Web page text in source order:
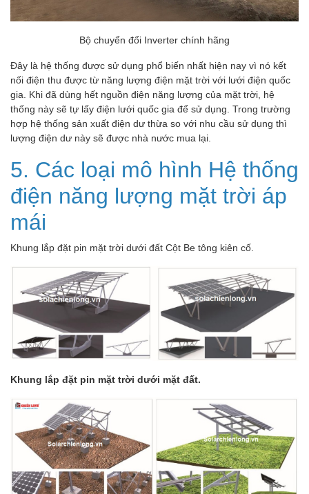
Bộ chuyển đổi Inverter chính hãng
Đây là hệ thống được sử dụng phổ biến nhất hiện nay vì nó kết
nối điện thu được từ năng lượng điện mặt trời với lưới điện quốc
gia. Khi đã dùng hết nguồn điện năng lượng của mặt trời, hệ
thống này sẽ tự lấy điện lưới quốc gia để sử dụng. Trong trường
hợp hệ thống sản xuất điện dư thừa so với nhu cầu sử dụng thì
lượng điện dư này sẽ được nhà nước mua lại.
5. Các loại mô hình Hệ thống
điện năng lượng mặt trời áp
mái
Khung lắp đặt pin mặt trời dưới đất Cột Be tông kiên cố.
Khung lắp đặt pin mặt trời dưới mặt đất.